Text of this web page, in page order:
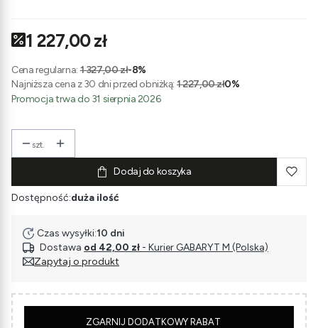
1 227,00 zł
Cena regularna: 1 327,00 zł-8%
Najniższa cena z 30 dni przed obniżką: 1 227,00 zł0%
Promocja trwa do 31 sierpnia 2026
szt.
Dodaj do koszyka
Dostępność:duża ilość
Czas wysyłki:10 dni
Dostawa od 42,00 zł - Kurier GABARYT M (Polska)
Zapytaj o produkt
ZGARNIJ DODATKOWY RABAT